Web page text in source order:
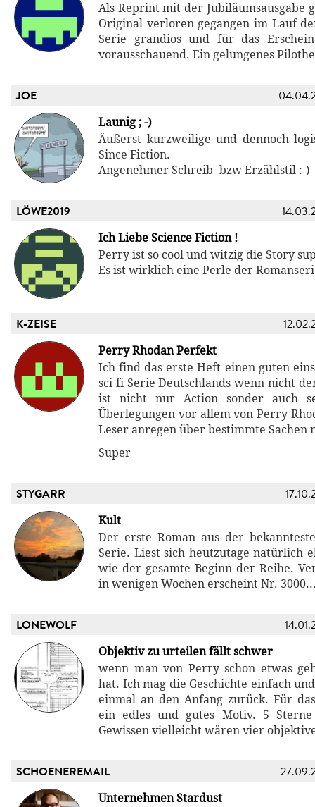
Als Reprint mit der Jubiläumsausgabe
Original verloren gegangen im Lauf
Serie grandios und für das
vorausschauend. Ein gelungenes
JOE
Launig ; -)
Äußerst kurzweilige und dennoch
Since Fiction.
Angenehmer Schreib- bzw Erzählstil :-)
LÖWE2019
Ich Liebe Science Fiction !
Perry ist so cool und witzig die Story
Es ist wirklich eine Perle der
K-ZEISE
Perry Rhodan Perfekt
Ich find das erste Heft einen guten
sci fi Serie Deutschlands wenn nicht
ist nicht nur Action sonder auch
Überlegungen vor allem von Perry
Leser anregen über bestimmte Sachen
Super
STYGARR
Kult
Der erste Roman aus der
Serie. Liest sich heutzutage natürlich
wie der gesamte Beginn der Reihe.
in wenigen Wochen erscheint Nr.
LONEWOLF
Objektiv zu urteilen fällt schwer
wenn man von Perry schon etwas
hat. Ich mag die Geschichte einfach
einmal an den Anfang zurück. Für
ein edles und gutes Motiv. 5
Gewissen vielleicht wären vier
SCHOENEREMAIL
Unternehmen Stardust